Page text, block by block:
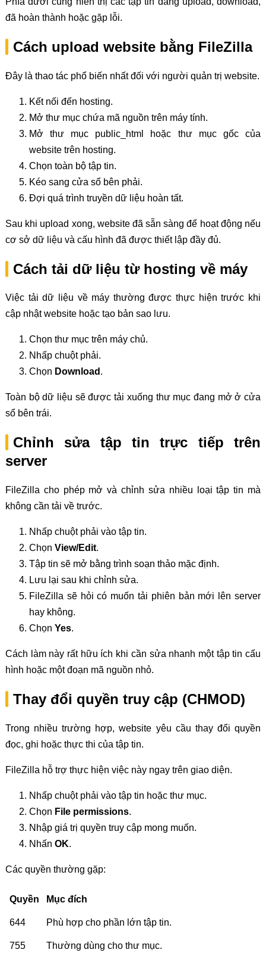
đã hoàn thành hoặc gặp lỗi.
Cách upload website bằng FileZilla
Đây là thao tác phổ biến nhất đối với người quản trị website.
Kết nối đến hosting.
Mở thư mục chứa mã nguồn trên máy tính.
Mở thư mục public_html hoặc thư mục gốc của
website trên hosting.
Chọn toàn bộ tập tin.
Kéo sang cửa sổ bên phải.
Đợi quá trình truyền dữ liệu hoàn tất.
Sau khi upload xong, website đã sẵn sàng để hoạt động nếu
cơ sở dữ liệu và cấu hình đã được thiết lập đầy đủ.
Cách tải dữ liệu từ hosting về máy
Việc tải dữ liệu về máy thường được thực hiện trước khi
cập nhật website hoặc tạo bản sao lưu.
Chọn thư mục trên máy chủ.
Nhấp chuột phải.
Chọn Download .
Toàn bộ dữ liệu sẽ được tải xuống thư mục đang mở ở cửa
sổ bên trái.
Chỉnh sửa tập tin trực tiếp trên
server
FileZilla cho phép mở và chỉnh sửa nhiều loại tập tin mà
không cần tải về trước.
Nhấp chuột phải vào tập tin.
Chọn View/Edit.
Tập tin sẽ mở bằng trình soạn thảo mặc định.
Lưu lại sau khi chỉnh sửa.
FileZilla sẽ hỏi có muốn tải phiên bản mới lên server
hay không.
Chọn Yes.
Cách làm này rất hữu ích khi cần sửa nhanh một tập tin cấu
hình hoặc một đoạn mã nguồn nhỏ.
Thay đổi quyền truy cập (CHMOD)
Trong nhiều trường hợp, website yêu cầu thay đổi quyền
đọc, ghi hoặc thực thi của tập tin.
FileZilla hỗ trợ thực hiện việc này ngay trên giao diện.
Nhấp chuột phải vào tập tin hoặc thư mục.
Chọn File permissions.
Nhập giá trị quyền truy cập mong muốn.
Nhấn OK.
Các quyền thường gặp:
Quyền Mục đích
644 Phù hợp cho phần lớn tập tin.
755 Thường dùng cho thư mục.